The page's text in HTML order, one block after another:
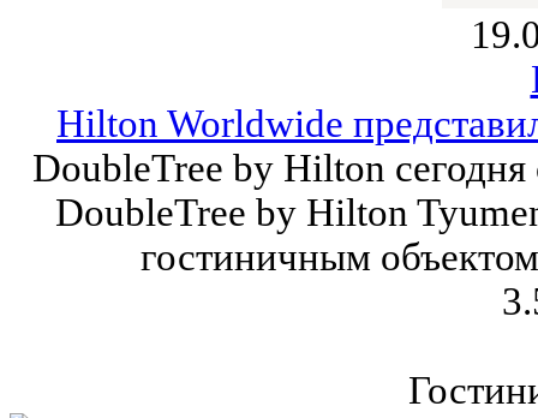
Hilton Worldwide
DoubleTree by Hilton
DoubleTree by Hilton
гостиничным